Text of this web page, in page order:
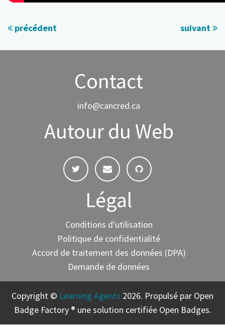
précédent suivant
Contact
info@cancred.ca
Autour du Web
Légal
Conditions d'utilisation
Politique de confidentialité
Accord de traitement des données (DPA)
Demande de données
Copyright © Learning Agents 2026. Propulsé par Open
Badge Factory ® une solution certifiée Open Badges.